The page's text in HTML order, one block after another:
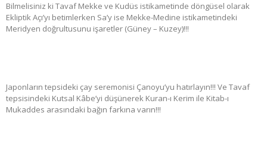
Bilmelisiniz ki Tavaf Mekke ve Kudüs istikametinde döngüsel olarak
Ekliptik Açı’yı betimlerken Sa’y ise Mekke-Medine istikametindeki
Meridyen doğrultusunu işaretler (Güney – Kuzey)!!!
Japonların tepsideki çay seremonisi Çanoyu’yu hatırlayın!!! Ve Tavaf
tepsisindeki Kutsal Kâbe’yi düşünerek Kuran-ı Kerim ile Kitab-ı
Mukaddes arasındaki bağın farkına varın!!!